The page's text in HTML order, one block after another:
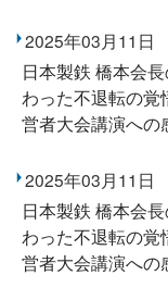
2025年03月11日
日本製鉄 橋本会
わった不退転の覚
営者大会講演への
2025年03月11日
日本製鉄 橋本会
わった不退転の覚
営者大会講演への